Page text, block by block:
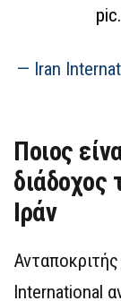
— Iran
Ποιος
διάδοχος
Ιράν
International